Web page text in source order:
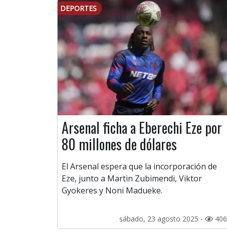
DEPORTES
Arsenal ficha a Eberechi Eze por
80 millones de dólares
El Arsenal espera que la incorporación de
Eze, junto a Martin Zubimendi, Viktor
Gyokeres y Noni Madueke.
sábado, 23 agosto 2025 - 406